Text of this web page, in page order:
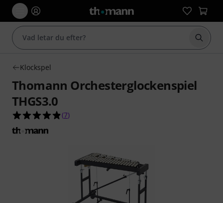
Börja
Klockspel
Thomann Orchesterglockenspiel
THGS3.0
4.9 av 5 stjärnor från 7 kundbetyg
(7)